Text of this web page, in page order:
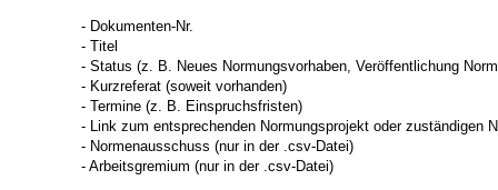
- Dokumenten-Nr.
- Titel
- Status (z. B. Neues Normungsvorhaben, Veröffentlichung
- Kurzreferat (soweit vorhanden)
- Termine (z. B. Einspruchsfristen)
- Link zum entsprechenden Normungsprojekt oder zuständigen
- Normenausschuss (nur in der .csv-Datei)
- Arbeitsgremium (nur in der .csv-Datei)